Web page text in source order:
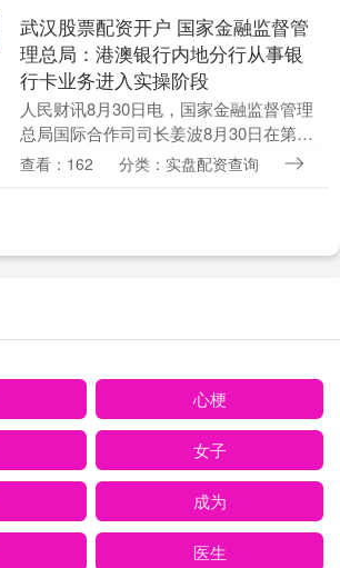
教育买....
武汉股票配资开户 国家金融监督管
理总局：港澳银行内地分行从事银
行卡业务进入实操阶段
人民财讯8月30日电，国家金融监督管理
总局国际合作司司长姜波8月30日在第七
届粤港澳大湾区金融发展论坛上表示，近
查看：162 分类：实盘配资查询
心梗
女子
成为
医生